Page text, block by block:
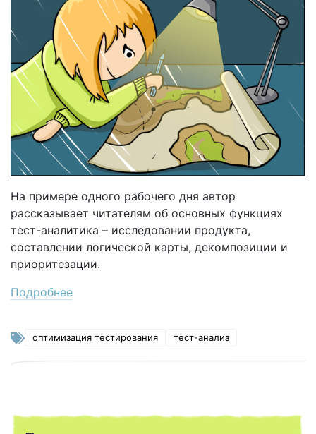
На примере одного рабочего дня автор
рассказывает читателям об основных функциях
тест-аналитика – исследовании продукта,
составлении логической карты, декомпозиции и
приоритезации.
Подробнее
оптимизация тестирования тест-анализ